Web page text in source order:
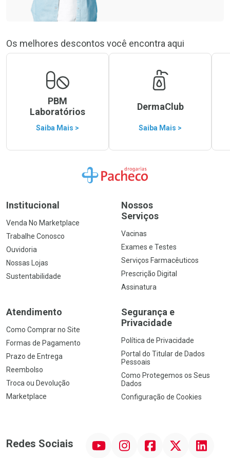
Os melhores descontos você encontra aqui
PBM
Laboratórios
Saiba Mais >
DermaClub
Saiba Mais >
Ir para a Home
Institucional
Venda No Marketplace
Trabalhe Conosco
Ouvidoria
Nossas Lojas
Sustentabilidade
Nossos
Serviços
Vacinas
Exames e Testes
Serviços Farmacêuticos
Prescrição Digital
Assinatura
Atendimento
Como Comprar no Site
Formas de Pagamento
Prazo de Entrega
Reembolso
Troca ou Devolução
Marketplace
Segurança e
Privacidade
Política de Privacidade
Portal do Titular de Dados
Pessoais
Como Protegemos os Seus
Dados
Configuração de Cookies
Redes Sociais InstagramFacebook Linkedin